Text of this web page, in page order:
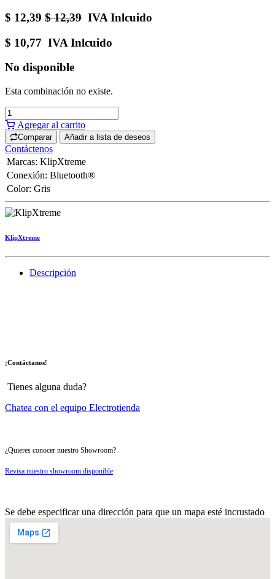
$ 12,39 $12,39 IVA Inlcuido
$ 10,77 IVA Inlcuido
No disponible
Esta combinación no existe.
Agregar al carrito
Comparar Añadir a lista de deseos
Contáctenos
Marcas: KlipXtreme
Conexión: Bluetooth®
Color: Gris
KlipXtreme
Descripción
¡Contáctanos!
Tienes alguna duda?
Chatea con el equipo Electrotienda
¿Quieres conocer nuestro Showroom?
Revisa nuestro showroom disponible
Se debe especificar una dirección para que un mapa esté incrustado